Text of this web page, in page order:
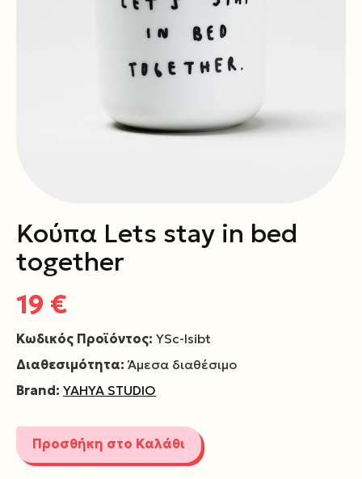
Κούπα Lets stay in bed
together
19 €
Κωδικός Προϊόντος: YSc-lsibt
Διαθεσιμότητα: Άμεσα διαθέσιμο
Brand: YAHYA STUDIO
Προσθήκη στο Καλάθι